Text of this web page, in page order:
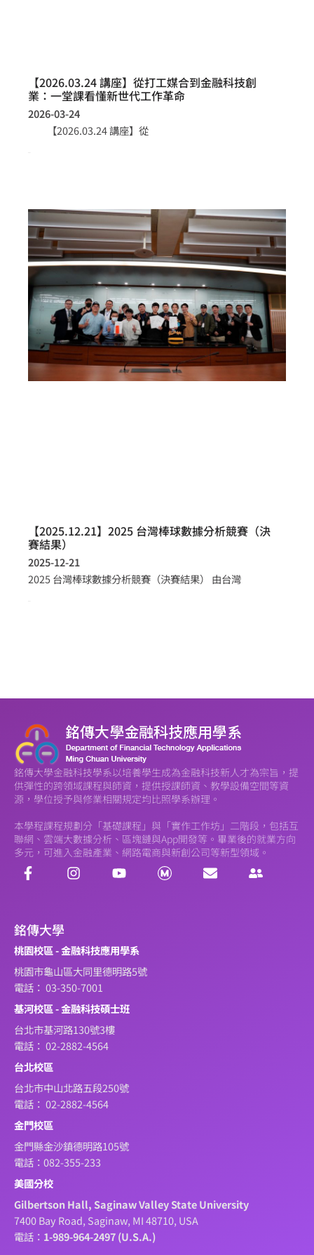
【2026.03.24 講座】從打工媒合到金融科技創
業：一堂課看懂新世代工作革命
2026-03-24
【2026.03.24 講座】從
【2025.12.21】2025 台灣棒球數據分析競賽（決
賽結果）
2025-12-21
2025 台灣棒球數據分析競賽（決賽結果） 由台灣
銘傳大學金融科技學系以培養學生成為金融科技新人才為宗旨，提
供彈性的跨領域課程與師資，提供授課師資、教學設備空間等資
源，學位授予與修業相關規定均比照學系辦理。
本學程課程規劃分「基礎課程」與「實作工作坊」二階段，包括互
聯網、雲端大數據分析、區塊鏈與App開發等。畢業後的就業方向
多元，可進入金融產業、網路電商與新創公司等新型領域。
銘傳大學
桃園校區 - 金融科技應用學系
桃園市龜山區大同里德明路5號
電話： 03-350-7001
基河校區 - 金融科技碩士班
台北市基河路130號3樓
電話： 02-2882-4564
台北校區
台北市中山北路五段250號
電話： 02-2882-4564
金門校區
金門縣金沙鎮德明路105號
電話：082-355-233
美國分校
Gilbertson Hall, Saginaw Valley State University
7400 Bay Road, Saginaw, MI 48710, USA
電話： 1-989-964-2497 (U.S.A.)